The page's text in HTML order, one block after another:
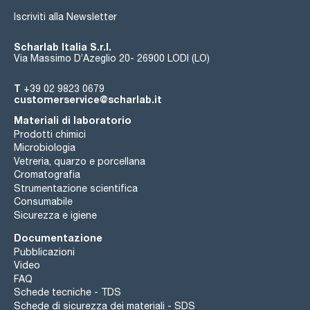
Iscriviti alla Newsletter
Scharlab Italia S.r.l.
Via Massimo D’Azeglio 20- 26900 LODI (LO)
T +39 02 9823 0679
customerservice@scharlab.it
Materiali di laboratorio
Prodotti chimici
Microbiologia
Vetreria, quarzo e porcellana
Cromatografia
Strumentazione scientifica
Consumabile
Sicurezza e igiene
Documentazione
Pubblicazioni
Video
FAQ
Schede tecniche - TDS
Schede di sicurezza dei materiali - SDS